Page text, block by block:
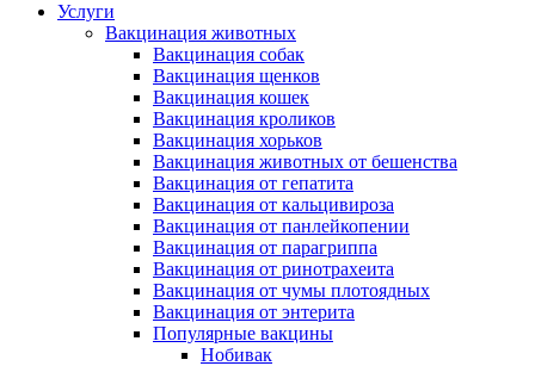
Услуги
Вакцинация животных
Вакцинация собак
Вакцинация щенков
Вакцинация кошек
Вакцинация кроликов
Вакцинация хорьков
Вакцинация животных от бешенства
Вакцинация от гепатита
Вакцинация от кальцивироза
Вакцинация от панлейкопении
Вакцинация от парагриппа
Вакцинация от ринотрахеита
Вакцинация от чумы плотоядных
Вакцинация от энтерита
Популярные вакцины
Нобивак